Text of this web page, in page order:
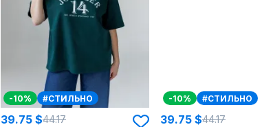
-10% #СТИЛЬНО
39.75 $44.17
-10% #СТИЛЬНО
39.75 $44.17